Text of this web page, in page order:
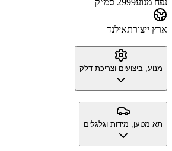
נפח מנוע2999 סמ״ק
ארץ ייצורתאילנד
מנוע, ביצועים וצריכת דלק
תא מטען, מידות וגלגלים